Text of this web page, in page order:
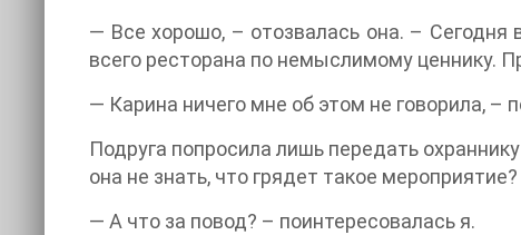
— Все хорошо, – отозвалась она. – Сегодня
всего ресторана по немыслимому ценнику.
— Карина ничего мне об этом не говорила, –
Подруга попросила лишь передать
она не знать, что грядет такое мероприятие?
— А что за повод? – поинтересовалась я.